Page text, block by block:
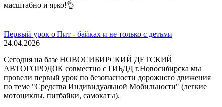
масштабно и ярко!👌
Первый урок о Пит - байках и не только с детьми
24.04.2026
Сегодня на базе НОВОСИБИРСКИЙ ДЕТСКИЙ
АВТОГОРОДОК совместно с ГИБДД г.Новосибирска мы
провели первый урок по безопасности дорожного движения
по теме "Средства Индивидуальной Мобильности" (легкие
мотоциклы, питбайки, самокаты).